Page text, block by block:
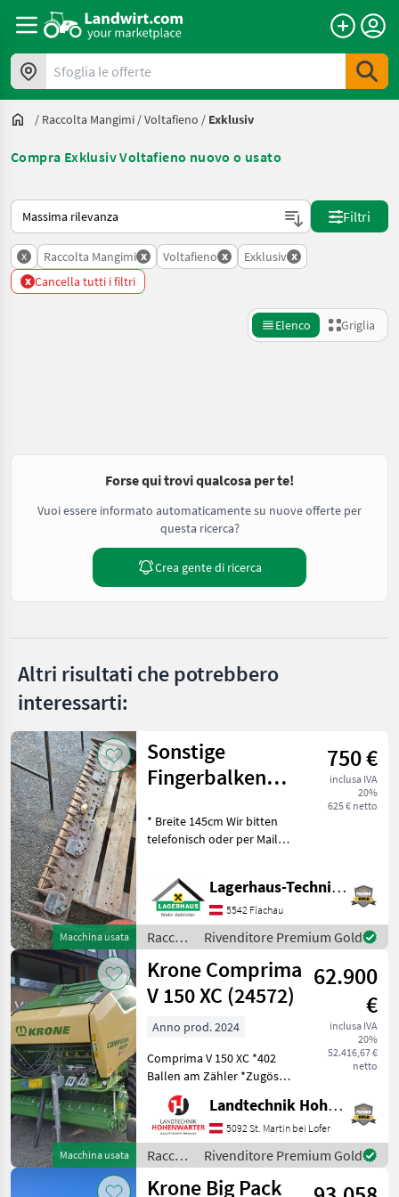
Sfoglia le offerte
/ Raccolta Mangimi /Voltafieno / Exklusiv
Compra Exklusiv Voltafieno nuovo o usato
Ecco come viene ordinato su Landwirt.com
Filtri
x Raccolta Mangimi x Voltafieno x Exklusiv x
x Cancella tutti i filtri
Elenco Griglia
Forse qui trovi qualcosa per te!
Vuoi essere informato automaticamente su nuove offerte per
questa ricerca?
Crea gente di ricerca
Altri risultati che potrebbero
interessarti:
Macchina usata
Sonstige
Fingerbalken
750 €
inclusa IVA
20%
625 € netto
* Breite 145cm Wir bitten
telefonisch oder per Mail
ausreichend Zeit für die
Beratung und eventuell
einer Probefahrt für Sie zu
re
Lagerhaus-Technik Flachau
5542 Flachau
Raccolta
mangimi
/
Sonstige
Rivenditore Premium Gold
Macchina usata
Krone Comprima
V 150 XC (24572)
62.900
€
inclusa IVA
20%
52.416,67 €
netto
Anno prod. 2024
Comprima V 150 XC *402
Ballen am Zähler *Zugöse
Obenanhängung
*Schneidwerk mit 17 Messer
*Gelenkwelle *Hydraul.
Bodenabsenkung *E-Achse
mit 2-Leiter Druckl.-Brems
Landtechnik Hohenwarter GmbH
5092 St. Martin bei Lofer
Raccolta
mangimi
/ Krone
Rivenditore Premium Gold
Krone Big Pack